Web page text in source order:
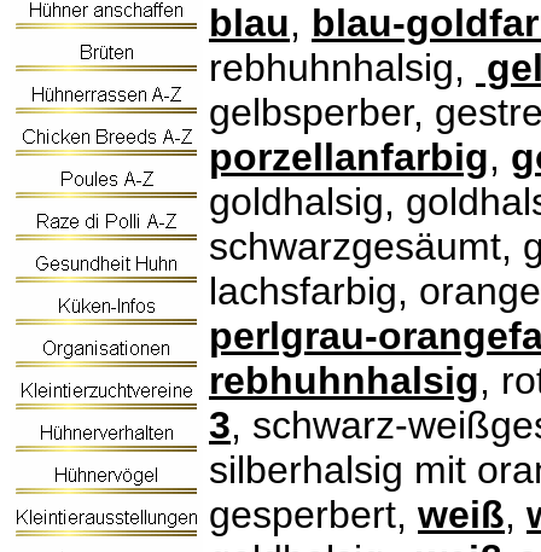
blau, blau-
rebhuhnhalsig,
gelbsperber,
porzellanfarbig,
goldhalsig,
schwarzgesäumt,
lachsfarbig,
perlgrau-
rebhuhnhalsig,
3, schwarz-
silberhalsig mit
gesperbert, weiß,